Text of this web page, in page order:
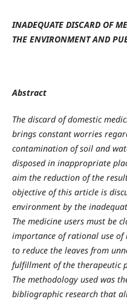
INADEQUATE DISCARD OF
THE ENVIRONMENT AND
Abstract
The discard of domestic
brings constant worries
contamination of soil and
disposed in inappropriate
aim the reduction of the
objective of this article is
environment by the
The medicine users must be
importance of rational use of
to reduce the leaves from
fulfillment of the therapeutic
The methodology used was
bibliographic research that